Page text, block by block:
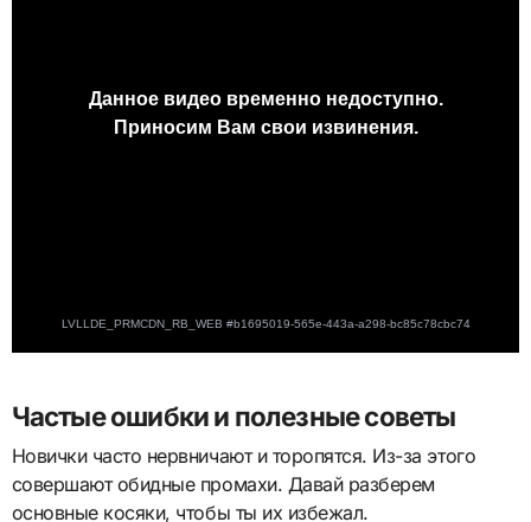
Частые ошибки и полезные советы
Новички часто нервничают и торопятся. Из-за этого
совершают обидные промахи. Давай разберем
основные косяки, чтобы ты их избежал.